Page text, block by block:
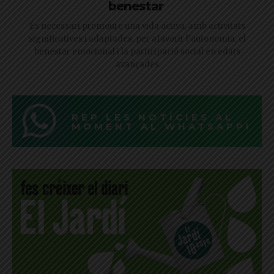
benestar
És necessari promoure una vida activa, amb activitats
significatives i adaptades, per afavorir l’autonomia, el
benestar emocional i la participació social en edats
avançades
REP LES NOTÍCIES AL
MOMENT AL WHATSAPP!